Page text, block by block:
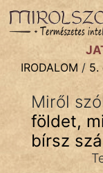
IRODALOM
Dráma
Költemény
Eposz
Komédia
IRODALOM / 5.
Miről
földet,
bírsz